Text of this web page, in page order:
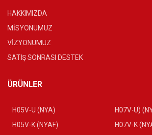
HAKKIMIZDA
MİSYONUMUZ
VİZYONUMUZ
SATIŞ SONRASI DESTEK
ÜRÜNLER
H05V-U (NYA)
H07V-U)
H05V-K (NYAF)
H07V-K